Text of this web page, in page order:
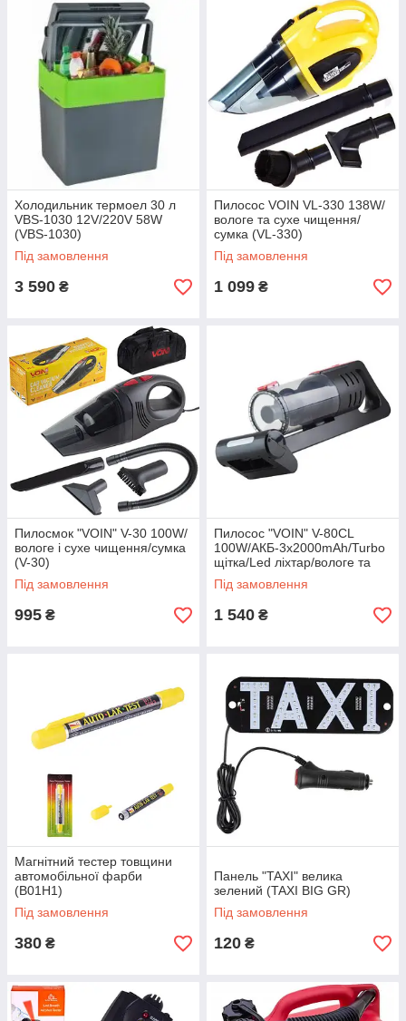
Холодильник термоел 30 л
VBS-1030 12V/220V 58W
(VBS-1030)
Під замовлення
3 590 ₴
Пилосос VOIN VL-330 138W/
вологе та сухе чищення/
сумка (VL-330)
Під замовлення
1 099 ₴
Пилосмок "VOIN" V-30 100W/
вологе і сухе чищення/сумка
(V-30)
Під замовлення
995 ₴
Пилосос "VOIN" V-80CL
100W/АКБ-3х2000mAh/Turbo
щітка/Led ліхтар/вологе та
сухе чищення/сумка (V-80CL)
Під замовлення
1 540 ₴
Магнітний тестер товщини
автомобільної фарби
(B01H1)
Під замовлення
380 ₴
Панель "TAXI" велика
зелений (TAXI BIG GR)
Під замовлення
120 ₴